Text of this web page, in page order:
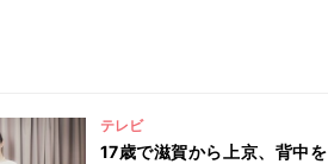
テレビ
17歳で滋賀から上京、背中を